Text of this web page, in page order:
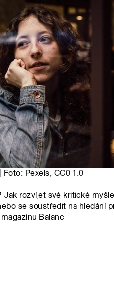
Foto: Pexels, CC0 1.0
rozvíjet své kritické
se soustředit na hledání
Balanc